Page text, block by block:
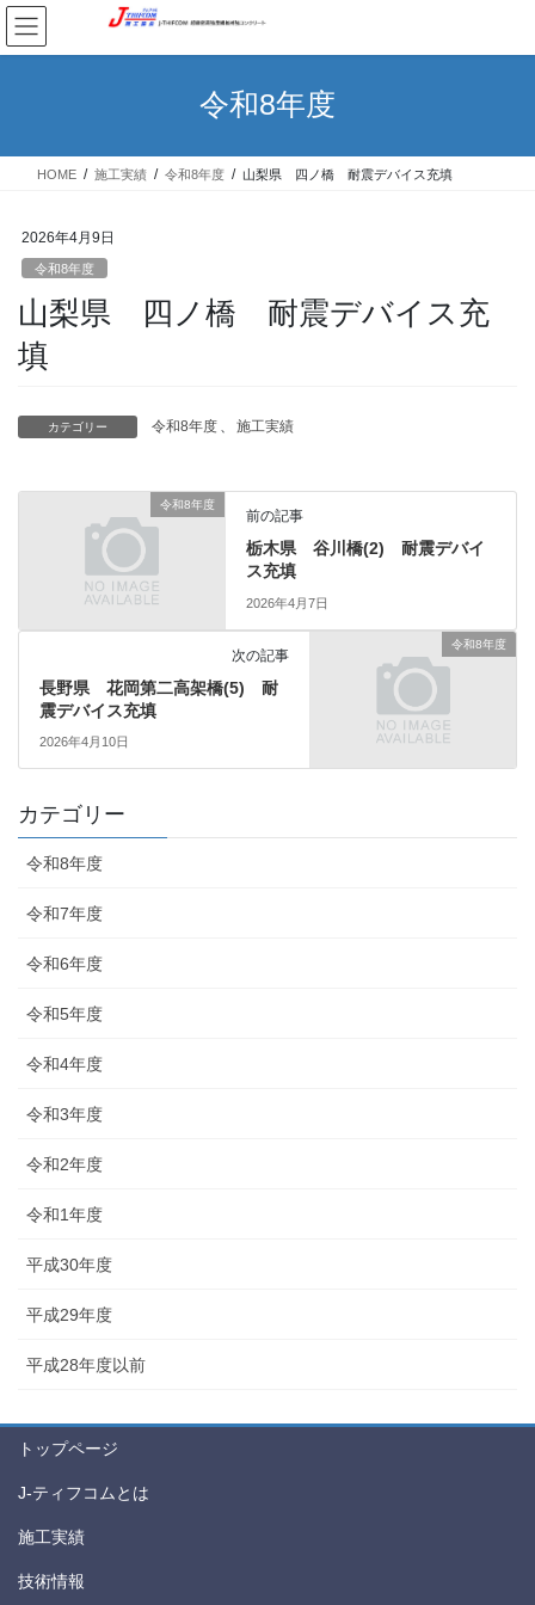
コ
ン
テ
ス
ナ
ビ
ゲ
ン
令和8年度
HOME 施工実績 令和8年度 山梨県 四ノ橋 耐震デバイス充填
2026年4月9日
令和8年度
山梨県 四ノ橋 耐震デバイス充
填
カテゴリー 令和8年度 、 施工実績
令和8年度
前の記事
栃木県 谷川橋(2) 耐震デバイ
ス充填
2026年4月7日
令和8年度
次の記事
長野県 花岡第二高架橋(5) 耐
震デバイス充填
2026年4月10日
カテゴリー
令和8年度
令和7年度
令和6年度
令和5年度
令和4年度
令和3年度
令和2年度
令和1年度
平成30年度
平成29年度
平成28年度以前
トップページ
J-ティフコムとは
施工実績
技術情報